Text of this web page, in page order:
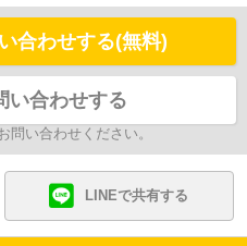
合わせする(無料)
い合わせする
問い合わせください。
LINEで共有する